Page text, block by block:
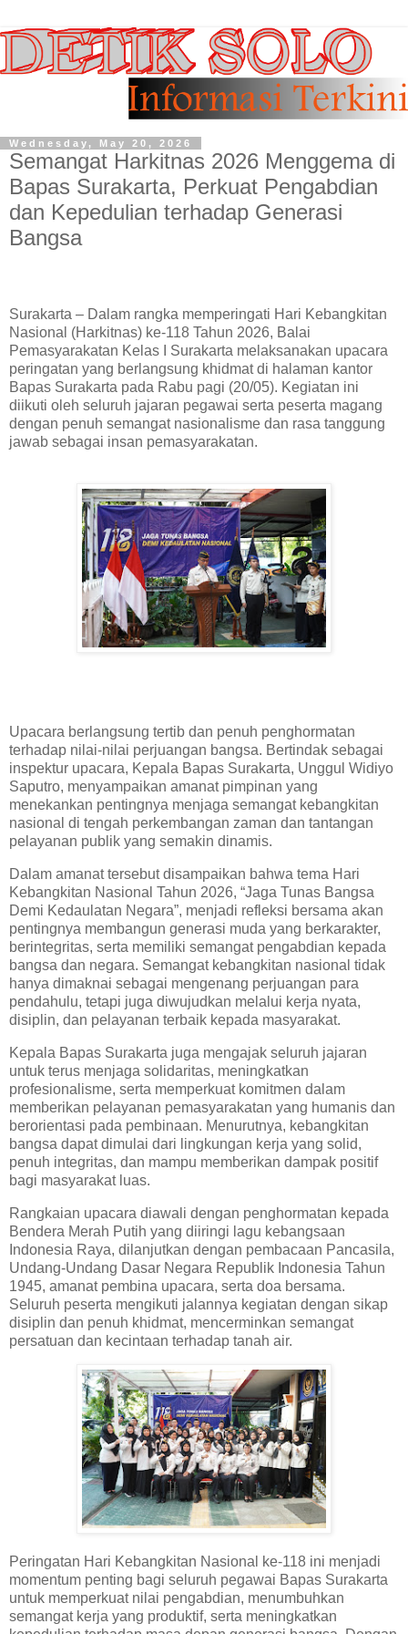
Wednesday, May 20, 2026
Semangat Harkitnas 2026 Menggema di
Bapas Surakarta, Perkuat Pengabdian
dan Kepedulian terhadap Generasi
Bangsa
Surakarta – Dalam rangka memperingati Hari Kebangkitan
Nasional (Harkitnas) ke-118 Tahun 2026, Balai
Pemasyarakatan Kelas I Surakarta melaksanakan upacara
peringatan yang berlangsung khidmat di halaman kantor
Bapas Surakarta pada Rabu pagi (20/05). Kegiatan ini
diikuti oleh seluruh jajaran pegawai serta peserta magang
dengan penuh semangat nasionalisme dan rasa tanggung
jawab sebagai insan pemasyarakatan.
Upacara berlangsung tertib dan penuh penghormatan
terhadap nilai-nilai perjuangan bangsa. Bertindak sebagai
inspektur upacara, Kepala Bapas Surakarta, Unggul Widiyo
Saputro, menyampaikan amanat pimpinan yang
menekankan pentingnya menjaga semangat kebangkitan
nasional di tengah perkembangan zaman dan tantangan
pelayanan publik yang semakin dinamis.
Dalam amanat tersebut disampaikan bahwa tema Hari
Kebangkitan Nasional Tahun 2026, “Jaga Tunas Bangsa
Demi Kedaulatan Negara”, menjadi refleksi bersama akan
pentingnya membangun generasi muda yang berkarakter,
berintegritas, serta memiliki semangat pengabdian kepada
bangsa dan negara. Semangat kebangkitan nasional tidak
hanya dimaknai sebagai mengenang perjuangan para
pendahulu, tetapi juga diwujudkan melalui kerja nyata,
disiplin, dan pelayanan terbaik kepada masyarakat.
Kepala Bapas Surakarta juga mengajak seluruh jajaran
untuk terus menjaga solidaritas, meningkatkan
profesionalisme, serta memperkuat komitmen dalam
memberikan pelayanan pemasyarakatan yang humanis dan
berorientasi pada pembinaan. Menurutnya, kebangkitan
bangsa dapat dimulai dari lingkungan kerja yang solid,
penuh integritas, dan mampu memberikan dampak positif
bagi masyarakat luas.
Rangkaian upacara diawali dengan penghormatan kepada
Bendera Merah Putih yang diiringi lagu kebangsaan
Indonesia Raya, dilanjutkan dengan pembacaan Pancasila,
Undang-Undang Dasar Negara Republik Indonesia Tahun
1945, amanat pembina upacara, serta doa bersama.
Seluruh peserta mengikuti jalannya kegiatan dengan sikap
disiplin dan penuh khidmat, mencerminkan semangat
persatuan dan kecintaan terhadap tanah air.
Peringatan Hari Kebangkitan Nasional ke-118 ini menjadi
momentum penting bagi seluruh pegawai Bapas Surakarta
untuk memperkuat nilai pengabdian, menumbuhkan
semangat kerja yang produktif, serta meningkatkan